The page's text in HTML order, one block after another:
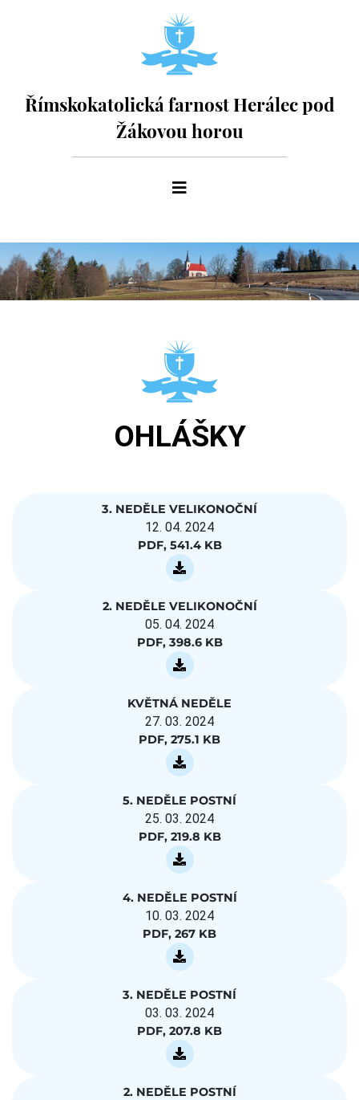
Římskokatolická farnost Herálec pod
Žákovou horou
OHLÁŠKY
3. NEDĚLE VELIKONOČNÍ
12. 04. 2024
PDF, 541.4 KB
2. NEDĚLE VELIKONOČNÍ
05. 04. 2024
PDF, 398.6 KB
KVĚTNÁ NEDĚLE
27. 03. 2024
PDF, 275.1 KB
5. NEDĚLE POSTNÍ
25. 03. 2024
PDF, 219.8 KB
4. NEDĚLE POSTNÍ
10. 03. 2024
PDF, 267 KB
3. NEDĚLE POSTNÍ
03. 03. 2024
PDF, 207.8 KB
2. NEDĚLE POSTNÍ